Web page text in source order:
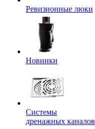
Ревизионные люки
Новинки
Системы
дренажных каналов